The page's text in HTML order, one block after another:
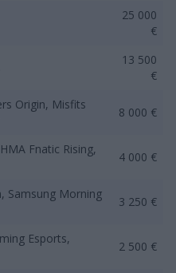
25 000
€
13 500
€
Origin, Misfits
8 000 €
Fnatic Rising,
4 000 €
Samsung Morning
3 250 €
Esports,
2 500 €